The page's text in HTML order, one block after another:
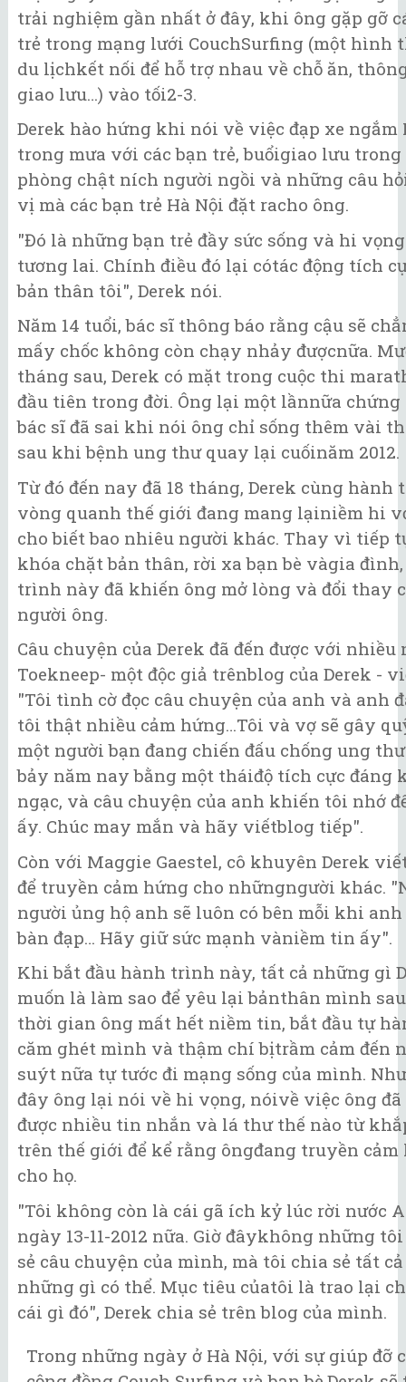
trải nghiệm gần nhất ở đây, khi ông gặp gỡ
trẻ trong mạng lưới CouchSurfing (một hình
du lịchkết nối để hỗ trợ nhau về chỗ ăn,
giao lưu…) vào tối2-3.
Derek hào hứng khi nói về việc đạp xe ngắm
trong mưa với các bạn trẻ, buổigiao lưu trong
phòng chật ních người ngồi và những câu
vị mà các bạn trẻ Hà Nội đặt racho ông.
"Đó là những bạn trẻ đầy sức sống và hi
tương lai. Chính điều đó lại cótác động tích
bản thân tôi", Derek nói.
Năm 14 tuổi, bác sĩ thông báo rằng cậu sẽ
mấy chốc không còn chạy nhảy đượcnữa.
tháng sau, Derek có mặt trong cuộc thi
đầu tiên trong đời. Ông lại một lầnnữa
bác sĩ đã sai khi nói ông chỉ sống thêm vài
sau khi bệnh ung thư quay lại cuốinăm 2012.
Từ đó đến nay đã 18 tháng, Derek cùng hành
vòng quanh thế giới đang mang lạiniềm hi
cho biết bao nhiêu người khác. Thay vì tiếp
khóa chặt bản thân, rời xa bạn bè vàgia
trình này đã khiến ông mở lòng và đổi thay
người ông.
Câu chuyện của Derek đã đến được với nhiều
Toekneep- một độc giả trênblog của Derek -
"Tôi tình cờ đọc câu chuyện của anh và anh
tôi thật nhiều cảm hứng…Tôi và vợ sẽ gây
một người bạn đang chiến đấu chống ung
bảy năm nay bằng một tháiđộ tích cực đáng
ngạc, và câu chuyện của anh khiến tôi nhớ
ấy. Chúc may mắn và hãy viếtblog tiếp".
Còn với Maggie Gaestel, cô khuyên Derek
để truyền cảm hứng cho nhữngngười khác.
người ủng hộ anh sẽ luôn có bên mỗi khi
bàn đạp… Hãy giữ sức mạnh vàniềm tin ấy".
Khi bắt đầu hành trình này, tất cả những gì
muốn là làm sao để yêu lại bảnthân mình
thời gian ông mất hết niềm tin, bắt đầu tự
căm ghét mình và thậm chí bịtrầm cảm đến
suýt nữa tự tước đi mạng sống của mình.
đây ông lại nói về hi vọng, nóivề việc ông
được nhiều tin nhắn và lá thư thế nào từ
trên thế giới để kể rằng ôngđang truyền cảm
cho họ.
"Tôi không còn là cái gã ích kỷ lúc rời nước
ngày 13-11-2012 nữa. Giờ đâykhông những
sẻ câu chuyện của mình, mà tôi chia sẻ tất cả
những gì có thể. Mục tiêu củatôi là trao lại
cái gì đó", Derek chia sẻ trên blog của mình.
Trong những ngày ở Hà Nội, với sự giúp đỡ